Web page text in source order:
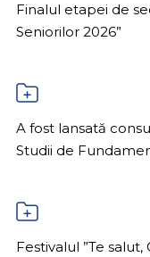
Finalul etapei de
Seniorilor 2026”
A fost lansată
Studii de
Festivalul ”Te salut,